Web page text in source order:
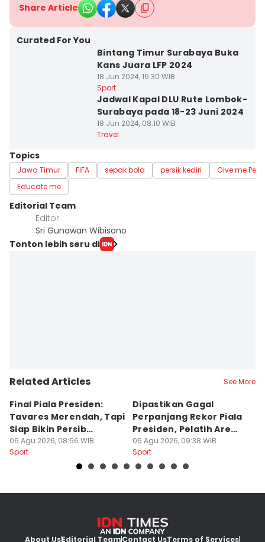
Share Article
Curated For You
Bintang Timur Surabaya Buka
Kans Juara LFP 2024
18 Jun 2024, 16:30 WIB
Sport
Jadwal Kapal DLU Rute Lombok-
Surabaya pada 18-23 Juni 2024
18 Jun 2024, 08:10 WIB
Travel
Topics
Jawa Timur FIFA sepak bola persik kediri
Give me
Educate me
Editorial Team
Editor
Sri Gunawan Wibisono
Tonton lebih seru di
Related Articles See More
Final Piala Presiden:
Tavares Merendah, Tapi
Siap Bikin Persib
Tumbang
06 Agu 2026, 08:56 WIB
Sport
Dipastikan Gagal
Perpanjang Rekor Piala
Presiden, Pelatih Arema
Kecewa
05 Agu 2026, 09:38 WIB
Sport
About UsEditorial TeamContact UsTerms of Services